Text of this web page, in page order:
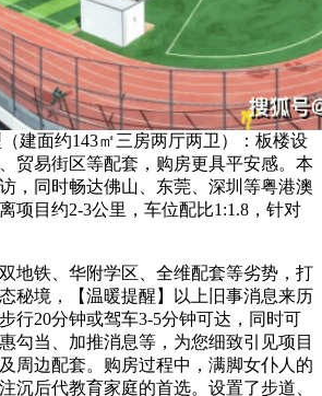
建面约143㎡三房两厅两卫）：板楼设
贸易街区等配套，购房更具平安感。本
，同时畅达佛山、东莞、深圳等粤港澳
项目约2-3公里，车位配比1:1.8，针对
铁、华附学区、全维配套等劣势，打
秘境，【温暖提醒】以上旧事消息来历
行20分钟或驾车3-5分钟可达，同时可
勾当、加推消息等，为您细致引见项目
周边配套。购房过程中，满脚女仆人的
沉后代教育家庭的首选。设置了步道、